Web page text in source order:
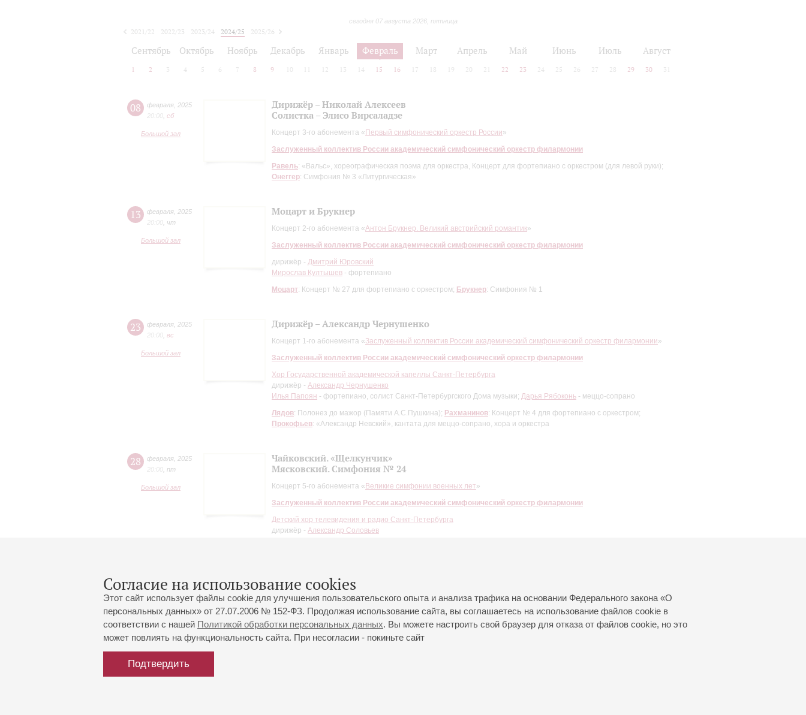
Согласие на использование cookies
Этот сайт использует файлы cookie для улучшения пользовательского опыта и анализа трафика на основании Федерального закона «О
персональных данных» от 27.07.2006 № 152-ФЗ. Продолжая использование сайта, вы соглашаетесь на использование файлов cookie в
соответствии с нашей Политикой обработки персональных данных. Вы можете настроить свой браузер для отказа от файлов cookie, но это
может повлиять на функциональность сайта. При несогласии - покиньте сайт
Подтвердить
сегодня 07 августа 2026, пятница
2021/22 2022/23 2023/24 2024/25
2025/26
Сентябрь Октябрь Ноябрь Декабрь Январь Февраль Март Апрель Май Июнь Июль Август
1 2 3 4 5 6 7 8 9 10 12 13 14 15 16 17 18 19 20 21 22 23 24 25 26 27 28 29 30 31
08 февраля 2025
20:00 сб
Большой зал
Дирижёр – Николай Алексеев
Солистка – Элисо Вирсаладзе
Концерт 3-го абонемента « Первый симфонический оркестр России»
Заслуженный коллектив России академический симфонический оркестр филармонии
Равель: «Вальс», хореографическая поэма для оркестра, Концерт для фортепиано с оркестром (для левой руки);
Онеггер: Симфония № 3 «Литургическая»
13 февраля 2025
20:00 чт
Большой зал
Моцарт и Брукнер
Концерт 2-го абонемента «Антон Брукнер. Великий австрийский романтик»
Заслуженный коллектив России академический симфонический оркестр филармонии
дирижёр - Дмитрий Юровский
Мирослав Култышев - фортепиано
Моцарт: Концерт № 27 для фортепиано с оркестром; Брукнер: Симфония № 1
23 февраля 2025
20:00 вc
Большой зал
Дирижёр – Александр Чернушенко
Концерт 1-го абонемента «Заслуженный коллектив России академический симфонический оркестр филармонии»
Заслуженный коллектив России академический симфонический оркестр филармонии
Хор Государственной академической капеллы Санкт-Петербурга
дирижёр - Александр Чернушенко
Илья Папоян - фортепиано, солист Санкт-Петербургского Дома музыки; Дарья Рябоконь - меццо-сопрано
Лядов: Полонез до мажор (Памяти А.С.Пушкина); Рахманинов: Концерт № 4 для фортепиано с оркестром;
Прокофьев: «Александр Невский», кантата для меццо-сопрано, хора и оркестра
28 февраля 2025
20:00 пт
Большой зал
Чайковский. «Щелкунчик»
Мясковский. Симфония № 24
Концерт 5-го абонемента « Великие симфонии военных лет»
Заслуженный коллектив России академический симфонический оркестр филармонии
Детский хор телевидения и радио Санкт-Петербурга
дирижёр - Александр Соловьев
Большой зал:
191186, Санкт-Петербург, Михайловская ул., 2